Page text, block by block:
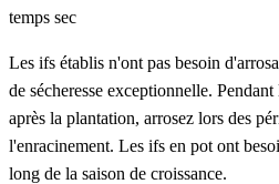
temps sec
Les ifs établis n'ont pas besoin
de sécheresse exceptionnelle.
après la plantation, arrosez lors des
l'enracinement. Les ifs en pot ont
long de la saison de croissance.